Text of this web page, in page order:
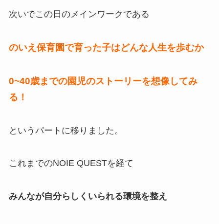
次いでこの日のメインワークである
のいえ保育園で育った子はどんな人生を歩むか
0~40歳までの園児のストーリーを想像してみ
る！
というパートに移りました。
これまでのNOIE QUESTを経て
みんなが自分らしくいられる環境を整え